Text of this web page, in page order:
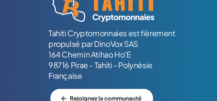
Tahiti Cryptomonnaies est fièrement
propulsé par DinoVox SAS
164 Chemin Atihao Ho'E
98716 Pirae - Tahiti - Polynésie
Française
Rejoignez la communauté